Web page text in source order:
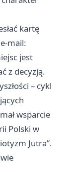
kartę
mail:
jest
z decyzją.
– cykl
wsparcie
Polski w
Jutra”.